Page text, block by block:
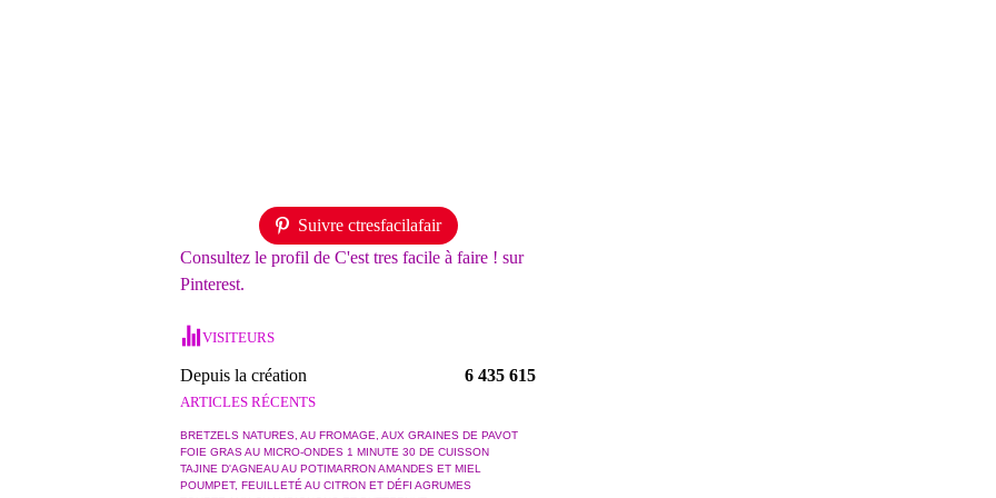
Suivre ctresfacilafair
Consultez le profil de C'est tres facile à faire ! sur
Pinterest.
VISITEURS
Depuis la création 6 435 615
ARTICLES RÉCENTS
BRETZELS NATURES, AU FROMAGE, AUX GRAINES DE PAVOT
FOIE GRAS AU MICRO-ONDES 1 MINUTE 30 DE CUISSON
TAJINE D'AGNEAU AU POTIMARRON AMANDES ET MIEL
POUMPET, FEUILLETÉ AU CITRON ET DÉFI AGRUMES